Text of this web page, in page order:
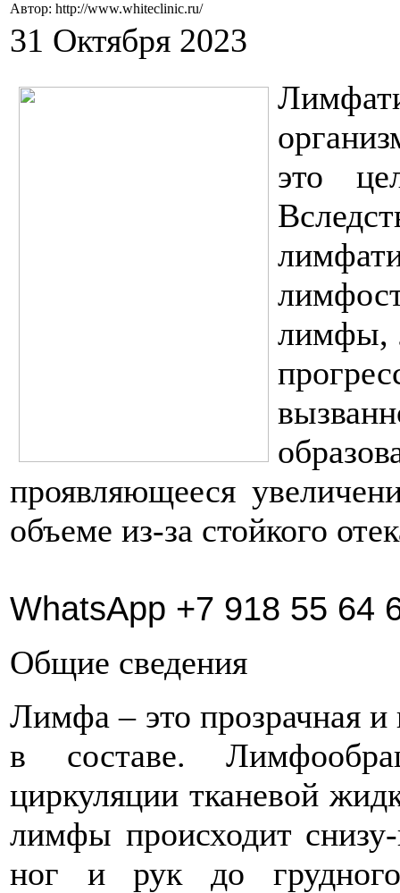
Автор: http://www.whiteclinic.ru/
31 Октября 2023
это
лимфы,
проявляющееся
объеме из-за стойкого
WhatsApp +7 918 55 64
Общие сведения
Лимфа – это прозрачная
в составе.
циркуляции тканевой
лимфы происходит
ног и рук до